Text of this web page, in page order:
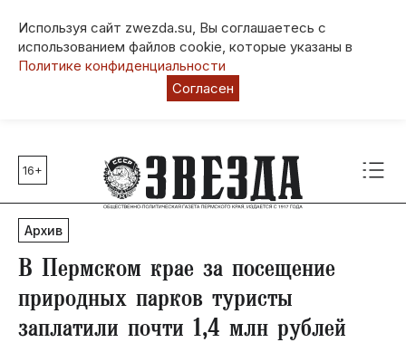
Используя сайт zwezda.su, Вы соглашаетесь с
использованием файлов cookie, которые указаны в
Политике конфиденциальности
Согласен
Главные темы
80 лет Победы
Молодежная столица РФ
СВО
Социальная поддержка
Инфраструктура
16+
Архив
В Пермском крае за посещение
природных парков туристы
заплатили почти 1,4 млн рублей